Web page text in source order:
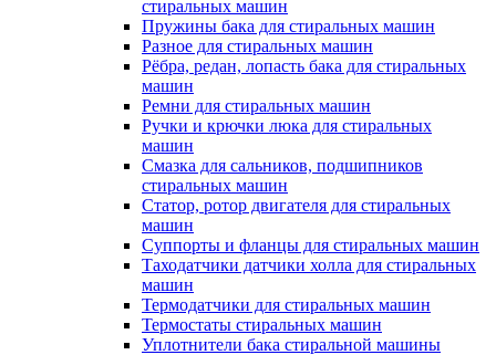
стиральных машин
Пружины бака для стиральных машин
Разное для стиральных машин
Рёбра, редан, лопасть бака для стиральных
машин
Ремни для стиральных машин
Ручки и крючки люка для стиральных
машин
Смазка для сальников, подшипников
стиральных машин
Статор, ротор двигателя для стиральных
машин
Суппорты и фланцы для стиральных машин
Таходатчики датчики холла для стиральных
машин
Термодатчики для стиральных машин
Термостаты стиральных машин
Уплотнители бака стиральной машины